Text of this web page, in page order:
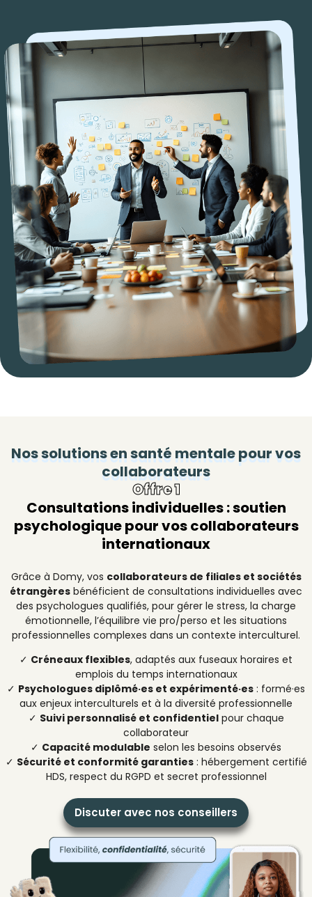
Nos solutions en santé mentale pour vos
collaborateurs
Offre 1
Consultations individuelles : soutien
psychologique pour vos collaborateurs
internationaux
Grâce à Domy, vos collaborateurs de filiales et sociétés
étrangères bénéficient de consultations individuelles avec
des psychologues qualifiés, pour gérer le stress, la charge
émotionnelle, l’équilibre vie pro/perso et les situations
professionnelles complexes dans un contexte interculturel.
✓ Créneaux flexibles, adaptés aux fuseaux horaires et
emplois du temps internationaux
✓ Psychologues diplômé·es et expérimenté·es : formé·es
aux enjeux interculturels et à la diversité professionnelle
✓ Suivi personnalisé et confidentielpour chaque
collaborateur
✓ Capacité modulable selon les besoins observés
✓ Sécurité et conformité garanties: hébergement certifié
HDS, respect du RGPD et secret professionnel
Discuter avec nos conseillers